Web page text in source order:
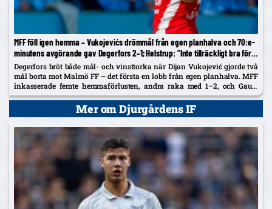
MFF föll igen hemma – Vukojevićs drömmål från egen planhalva och 70:e-
minutens avgörande gav Degerfors 2–1; Helstrup: ”Inte tillräckligt bra för
Europa just nu”
Degerfors bröt både mål- och vinsttorka när Dijan Vukojević gjorde två
mål borta mot Malmö FF – det första en lobb från egen planhalva. MFF
inkasserade femte hemmaförlusten, andra raka med 1–2, och Gaute
Helstrup tonar ner pratet om Europaplatser....
Mer om Djurgårdens IF